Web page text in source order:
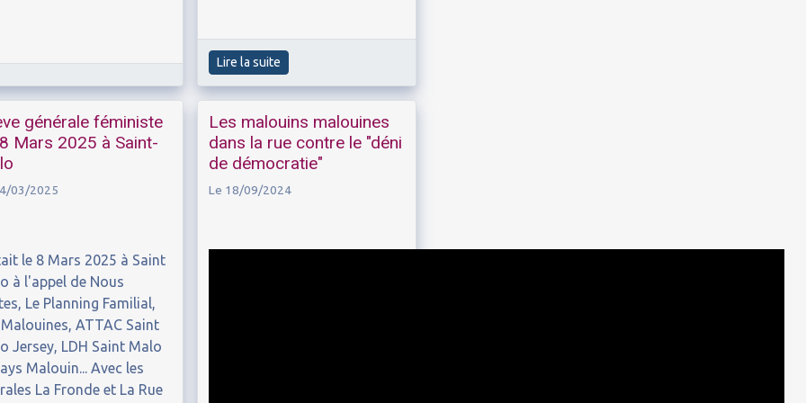
Lire la suite
générale féministe
Mars 2025 à Saint-
03/2025
le 8 Mars 2025 à Saint
à l'appel de Nous
Le Planning Familial,
ATTAC Saint
Jersey, LDH Saint Malo
Malouin... Avec les
La Fronde et La Rue
Les malouins malouines
dans la rue contre le "déni
de démocratie"
Le 18/09/2024